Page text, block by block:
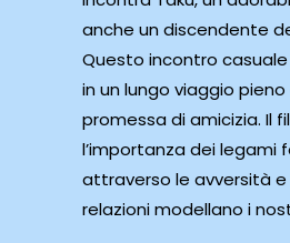
anche un discendente
Questo incontro
in un lungo viaggio
promessa di amicizia. Il
l’importanza dei legami
attraverso le avversità
relazioni modellano i